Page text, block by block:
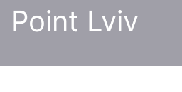
Перейти
Point Lviv